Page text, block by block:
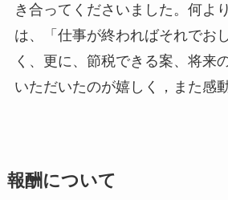
き合ってくださいました。何よ
は、「仕事が終わればそれでお
く、更に、節税できる案、将来
いただいたのが嬉しく，また感
報酬について